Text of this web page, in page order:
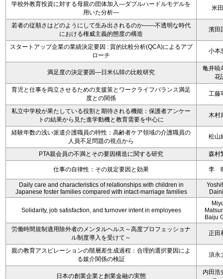
学校外教育投資に対する母親の団体加入―ダブルハードルモデルを
用いた分析―
米
若者の従順さはどのようにして生み出されるのか――不透明な時代
における権威主義的態度の構造
濱田
スタートアップ企業の業績決定要因 : 質的比較分析(QCA)によるアプ
ローチ
小本
満足度の決定要因―日米仏韓の比較研究
亀井暁
花
育児と仕事を両立させるための支援策とワークライフバランス満足
度との関係
工藤
私立中学校が果たしている役割と期待される機能：保護者アンケー
トの結果から見た進学動機と教育需要を中心に
木村
経験年数の浅い派遣介護職員の特性：高齢者ケア領域の介護職員の
人員不足問題の視点から
松山
PTA親会員の不満とその要因構造に関する研究 森村
仕事の自律性：その規定要因と効果 李
Daily care and characteristics of relationships with children in
Japanese foster families compared with intact-marriage families
Solidarity, job satisfaction, and turnover intent in employees
Baiju
労働時間規制適用除外者のメンタルヘルス～高度プロフェッショナ
ル制度導入を受けて～
正田
親の教育アスピレーションの階層差生成過程：合理的選択要因によ
る媒介関係の検証
須永
日本の創業企業と創業金融の実態
内田浩